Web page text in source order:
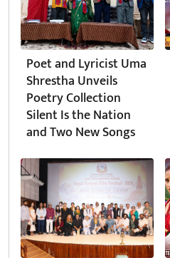
Poet and Lyricist Uma
Shrestha Unveils
Poetry Collection
Silent Is the Nation
and Two New Songs